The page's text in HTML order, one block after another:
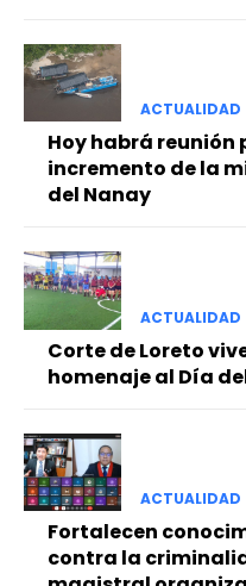
━
ACTUALIDAD
Hoy habrá
incremento de la
del Nanay
ACTUALIDAD
Corte de Loreto
homenaje al Día
ACTUALIDAD
Fortalecen
contra la